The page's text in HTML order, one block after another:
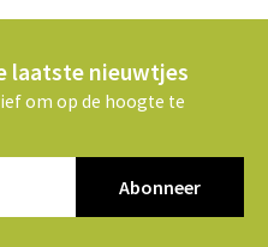
laatste nieuwtjes
om op de hoogte te
Abonneer